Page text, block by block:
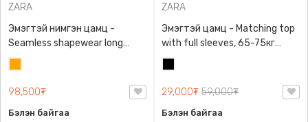
ZARA
Эмэгтэй нимгэн цамц -
Seamless shapewear long
sleeve t-shirt, 40-60кг жинд
таарна, ZARA, 8779/458/615,
Урт ханцуйтай
98,500₮
Бэлэн байгаа
ZARA
Эмэгтэй цамц - Matching top
with full sleeves, 65-75кг
жинд таарна, ZARA,
0962/642/800, Задгай
энгэртэй, Урт ханцуйтай,
29,000₮ 59,000₮
Бэлэн байгаа